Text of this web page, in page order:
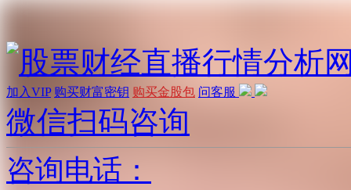
加入VIP 购买财富密钥 购买金股包 问客服
微信扫码咨询
咨询电话：